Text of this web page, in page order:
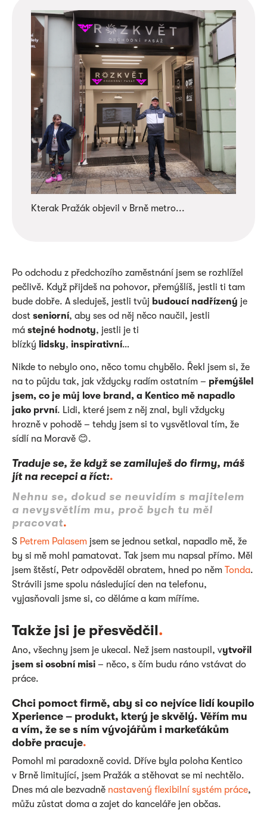
Kterak Pražák objevil v Brně metro...
Po odchodu z předchozího zaměstnání jsem se rozhlížel
pečlivě. Když přijdeš na pohovor, přemýšlíš, jestli ti tam
bude dobře. A sleduješ, jestli tvůj budoucí nadřízený je
dost seniorní, aby ses od něj něco naučil, jestli
má stejné hodnoty, jestli je ti
blízký lidsky, inspirativní…
Nikde to nebylo ono, něco tomu chybělo. Řekl jsem si, že
na to půjdu tak, jak vždycky radím ostatním – přemýšlel
jsem, co je můj love brand, a Kentico mě napadlo
jako první. Lidi, které jsem z něj znal, byli vždycky
hrozně v pohodě – tehdy jsem si to vysvětloval tím, že
sídlí na Moravě 😊.
Traduje se, že když se zamiluješ do firmy, máš
jít na recepci a říct:.
Nehnu se, dokud se neuvidím s majitelem
a nevysvětlím mu, proč bych tu měl
pracovat.
S Petrem Palasem jsem se jednou setkal, napadlo mě, že
by si mě mohl pamatovat. Tak jsem mu napsal přímo. Měl
jsem štěstí, Petr odpověděl obratem, hned po něm Tonda.
Strávili jsme spolu následující den na telefonu,
vyjasňovali jsme si, co děláme a kam míříme.
Takže jsi je přesvědčil.
Ano, všechny jsem je ukecal. Než jsem nastoupil, vytvořil
jsem si osobní misi – něco, s čím budu ráno vstávat do
práce.
Chci pomoct firmě, aby si co nejvíce lidí koupilo
Xperience – produkt, který je skvělý. Věřím mu
a vím, že se s ním vývojářům i markeťákům
dobře pracuje.
Pomohl mi paradoxně covid. Dříve byla poloha Kentico
v Brně limitující, jsem Pražák a stěhovat se mi nechtělo.
Dnes má ale bezvadně nastavený flexibilní systém práce,
můžu zůstat doma a zajet do kanceláře jen občas.